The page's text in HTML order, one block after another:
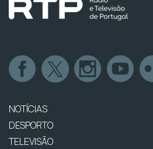
NOTÍCIAS
DESPORTO
TELEVISÃO